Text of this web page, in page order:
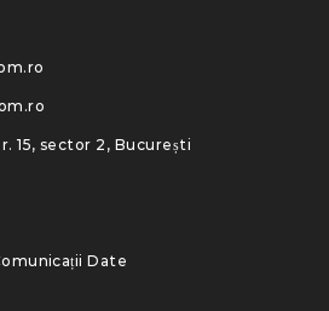
15, sector 2, București
Date